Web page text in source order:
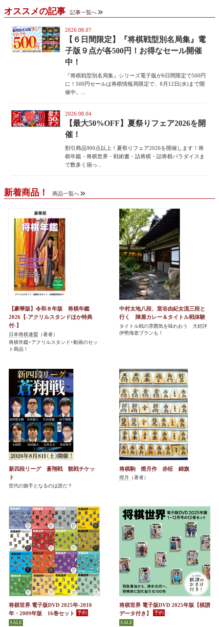
オススメの記事 記事一覧へ
2026.08.07
【６日間限定】『将棋戦型別名局集』電
子版９点が各500円！お得なセール開催
中！
『将棋戦型別名局集』シリーズ電子版が6日間限定で500円
に！500円セールは将棋情報局限定で、8月12日(水)まで開
催中。...
2026.08.04
【最大50%OFF】夏祭りフェア2026を開
催！
割引商品900点以上！夏祭りフェア2026を開催します！将
棋年鑑・将棋世界・戦術書・詰将棋・詰将棋パラダイスま
で数多く揃っ...
新着商品！ 商品一覧へ
【豪華版】令和８年版 将棋年鑑
2026【-アクリルスタンドほか特典
付-】
日本将棋連盟 （著者）
将棋年鑑+アクリルスタンド+動画のセッ
ト商品！
中村太地八段、室谷由紀女流三段と
行く 陣屋カレー＆タイトル戦体験
タイトル戦の雰囲気を味わおう 大好評
伊勢海老プランも！
新四段リーグ 蒼翔戦 観戦チケッ
ト
世代の旗手となるのは誰だ？
将棋駒 燈月作 赤柾 錦旗
燈月 （著者）
将棋世界 電子版DVD 2025年-2010
年・2009年版 16巻セット
将棋世界 電子版DVD 2025年版【棋譜
データ付き】